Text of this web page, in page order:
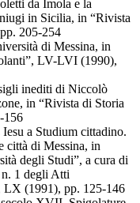
da Imola e la
in Sicilia, in “Rivista
205-254
di Messina, in
LV-LVI (1990),
inediti di Niccolò
in “Rivista di Storia
156
a Studium cittadino.
città di Messina, in
degli Studi”, a cura di
1 degli Atti
LX (1991), pp. 125-146